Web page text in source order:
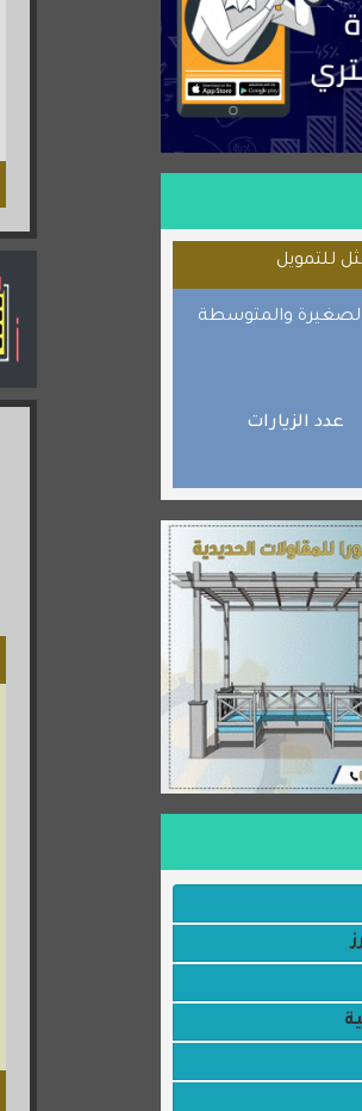
الكريم
المعتمدة
للتمويل
والمتوسطة
عدد الزيارات